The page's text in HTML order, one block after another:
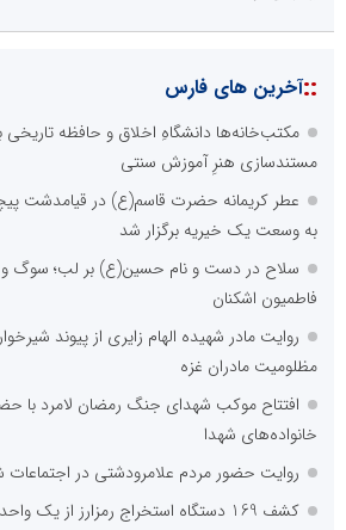
::آخرین های فارس
مکتب‌خانه‌ها دانشگاهِ اخلاق و حافظه
مستندسازی هنرِ آموزش سنتی
عطر کریمانه حضرت قاسم(ع) در قیامدشت
به وسعت یک خیریه برگزار شد
سلاح در دست و نام حسین(ع) بر لب؛ سوگ
فاطمیون اشکنان
روایت مادر شهیده الهام زایری از پیوند
مظلومیت مادران غزه
افتتاح موکب شهدای جنگ رمضان لامرد با
خانواده‌های شهدا
روایت حضور مردم علامرودشتی در اجتماعات
کشف 169 دستگاه استخراج رمزارز از